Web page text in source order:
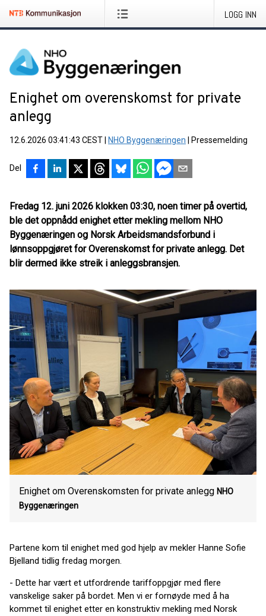
LOGG INN
Enighet om overenskomst for private
anlegg
12.6.2026 03:41:43 CEST NHO Byggenæringen Pressemelding
Del
Fredag 12. juni 2026 klokken 03:30, noen timer på overtid,
ble det oppnådd enighet etter mekling mellom NHO
Byggenæringen og Norsk Arbeidsmandsforbund i
lønnsoppgjøret for Overenskomst for private anlegg. Det
blir dermed ikke streik i anleggsbransjen.
Enighet om Overenskomsten for private anlegg NHO
Byggenæringen
Partene kom til enighet med god hjelp av mekler Hanne Sofie
Bjelland tidlig fredag morgen.
- Dette har vært et utfordrende tariffoppgjør med flere
vanskelige saker på bordet. Men vi er fornøyde med å ha
kommet til enighet etter en konstruktiv mekling med Norsk